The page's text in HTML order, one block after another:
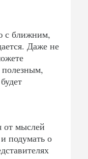
с ближним,
Даже не
полезным,
от мыслей
подумать о